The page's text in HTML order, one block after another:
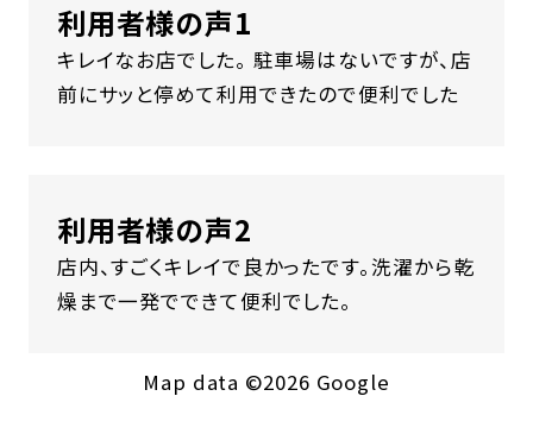
利用者様の声1
キレイなお店でした。 駐車場はないですが、店
前にサッと停めて利用できたので便利でした
利用者様の声2
店内、すごくキレイで良かったです。洗濯から乾
燥まで一発でできて便利でした。
Map data ©2026 Google